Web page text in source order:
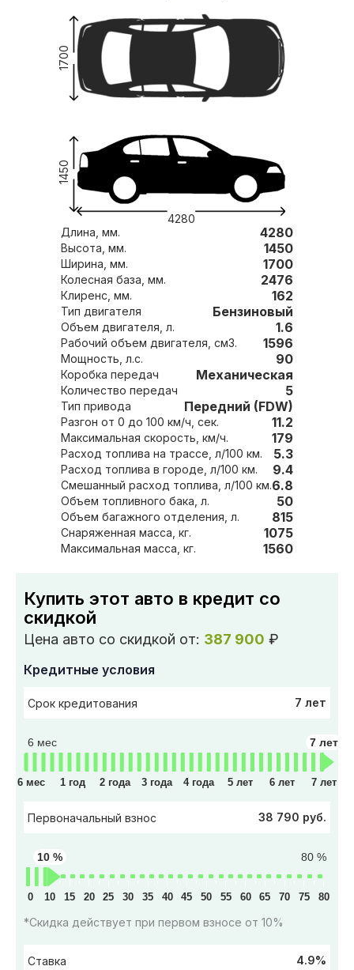
4280
1450
1700
Длина, мм. 4280
Высота, мм. 1450
Ширина, мм. 1700
Колесная база, мм. 2476
Клиренс, мм. 162
Тип двигателя Бензиновый
Объем двигателя, л. 1.6
Рабочий объем двигателя, см3. 1596
Мощность, л.с. 90
Коробка передач Механическая
Количество передач 5
Тип привода Передний (FDW)
Разгон от 0 до 100 км/ч, сек. 11.2
Максимальная скорость, км/ч. 179
Расход топлива на трассе, л/100 км. 5.3
Расход топлива в городе, л/100 км. 9.4
Смешанный расход топлива, л/100 км.6.8
Объем топливного бака, л. 50
Объем багажного отделения, л. 815
Снаряженная масса, кг. 1075
Максимальная масса, кг. 1560
Купить этот авто в кредит со
скидкой
Цена авто со скидкой от: 387 900 ₽
Кредитные условия
Срок кредитования 7 лет
6 мес 7 лет
6 мес 1 год 2 года 3 года 4 года 5 лет 6 лет 7 лет
Первоначальный взнос 38 790 руб.
80 %
10 %
0 10 15 20 25 30 35 40 45 50 55 60 65 70 75 80
*Скидка действует при первом взносе от 10%
Ставка 4.9%